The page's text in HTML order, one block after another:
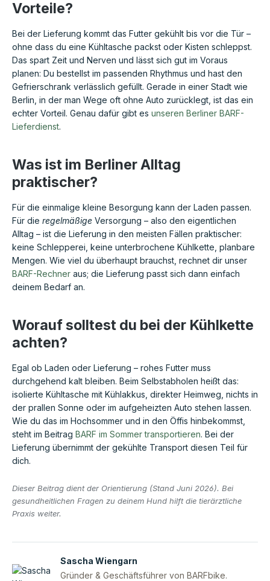
Vorteile?
Bei der Lieferung kommt das Futter gekühlt bis vor die Tür –
ohne dass du eine Kühltasche packst oder Kisten schleppst.
Das spart Zeit und Nerven und lässt sich gut im Voraus
planen: Du bestellst im passenden Rhythmus und hast den
Gefrierschrank verlässlich gefüllt. Gerade in einer Stadt wie
Berlin, in der man Wege oft ohne Auto zurücklegt, ist das ein
echter Vorteil. Genau dafür gibt es unseren Berliner BARF-
Lieferdienst.
Was ist im Berliner Alltag
praktischer?
Für die einmalige kleine Besorgung kann der Laden passen.
Für die regelmäßige Versorgung – also den eigentlichen
Alltag – ist die Lieferung in den meisten Fällen praktischer:
keine Schlepperei, keine unterbrochene Kühlkette, planbare
Mengen. Wie viel du überhaupt brauchst, rechnet dir unser
BARF-Rechner aus; die Lieferung passt sich dann einfach
deinem Bedarf an.
Worauf solltest du bei der Kühlkette
achten?
Egal ob Laden oder Lieferung – rohes Futter muss
durchgehend kalt bleiben. Beim Selbstabholen heißt das:
isolierte Kühltasche mit Kühlakkus, direkter Heimweg, nichts in
der prallen Sonne oder im aufgeheizten Auto stehen lassen.
Wie du das im Hochsommer und in den Öffis hinbekommst,
steht im Beitrag BARF im Sommer transportieren. Bei der
Lieferung übernimmt der gekühlte Transport diesen Teil für
dich.
Dieser Beitrag dient der Orientierung (Stand Juni 2026). Bei
gesundheitlichen Fragen zu deinem Hund hilft die tierärztliche
Praxis weiter.
Sascha Wiengarn
Gründer & Geschäftsführer von BARFbike.